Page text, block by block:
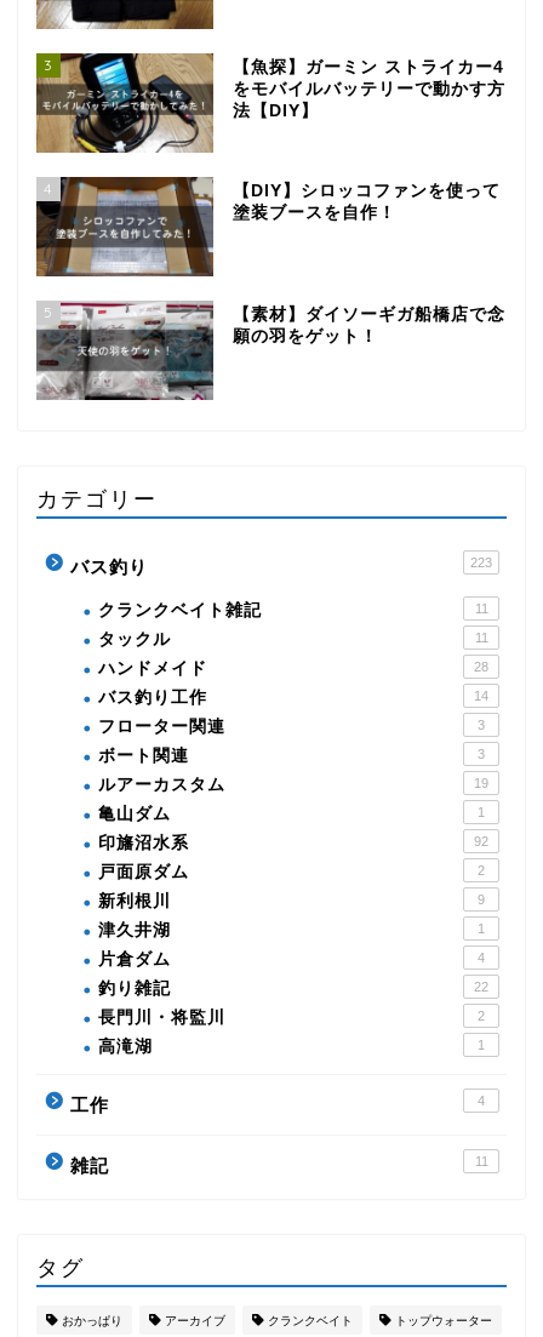
3
【魚探】ガーミン ストライカー4
をモバイルバッテリーで動かす方
法【DIY】
4
【DIY】シロッコファンを使って
塗装ブースを自作！
5
【素材】ダイソーギガ船橋店で念
願の羽をゲット！
カテゴリー
バス釣り 223
クランクベイト雑記 11
タックル 11
ハンドメイド 28
バス釣り工作 14
フローター関連 3
ボート関連 3
ルアーカスタム 19
亀山ダム 1
印旛沼水系 92
戸面原ダム 2
新利根川 9
津久井湖 1
片倉ダム 4
釣り雑記 22
長門川・将監川 2
高滝湖 1
工作 4
雑記 11
タグ
おかっぱり アーカイブ クランクベイト トップウォーター